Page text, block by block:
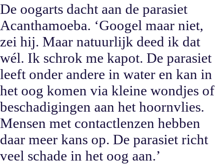
De oogarts dacht aan de parasiet
Acanthamoeba. ‘Googel maar niet,
zei hij. Maar natuurlijk deed ik dat
wél. Ik schrok me kapot. De parasiet
leeft onder andere in water en kan in
het oog komen via kleine wondjes of
beschadigingen aan het hoornvlies.
Mensen met contactlenzen hebben
daar meer kans op. De parasiet richt
veel schade in het oog aan.’